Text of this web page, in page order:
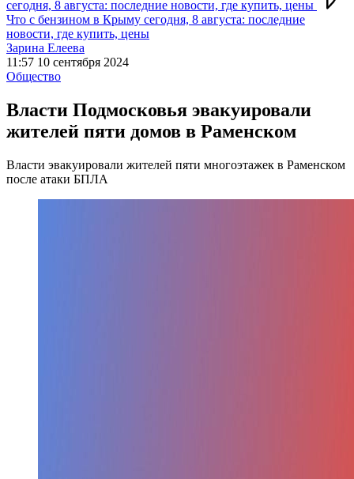
сегодня, 8 августа: последние новости, где купить, цены
Что с бензином в Крыму сегодня, 8 августа: последние
новости, где купить, цены
Зарина Елеева
11:57 10 сентября 2024
Общество
Власти Подмосковья эвакуировали
жителей пяти домов в Раменском
Власти эвакуировали жителей пяти многоэтажек в Раменском
после атаки БПЛА